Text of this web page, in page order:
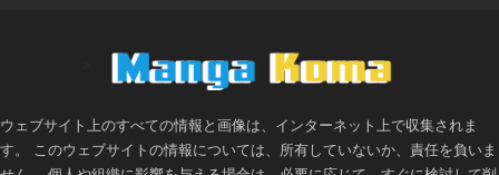
ウェブサイト上のすべての情報と画像は、インターネット上で収集されま
す。 このウェブサイトの情報については、所有していないか、責任を負いま